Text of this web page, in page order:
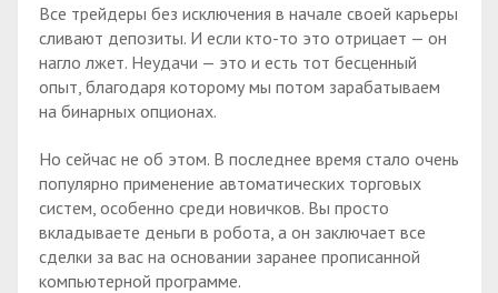
Все трейдеры без исключения в начале своей карьеры
сливают депозиты. И если кто-то это отрицает — он
нагло лжет. Неудачи — это и есть тот бесценный
опыт, благодаря которому мы потом зарабатываем
на бинарных опционах.
Но сейчас не об этом. В последнее время стало очень
популярно применение автоматических торговых
систем, особенно среди новичков. Вы просто
вкладываете деньги в робота, а он заключает все
сделки за вас на основании заранее прописанной
компьютерной программе.